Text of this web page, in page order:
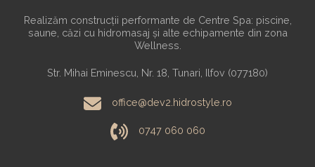
Realizăm construcții performante de Centre Spa: piscine,
saune, căzi cu hidromasaj și alte echipamente din zona
Wellness.
Str. Mihai Eminescu, Nr. 18, Tunari, Ilfov (077180)
office@dev2.hidrostyle.ro
0747 060 060